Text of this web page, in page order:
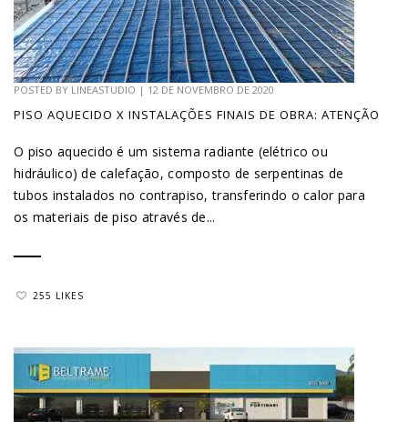
POSTED BY LINEASTUDIO | 12 DE NOVEMBRO DE 2020
PISO AQUECIDO X INSTALAÇÕES FINAIS DE OBRA: ATENÇÃO
O piso aquecido é um sistema radiante (elétrico ou
hidráulico) de calefação, composto de serpentinas de
tubos instalados no contrapiso, transferindo o calor para
os materiais de piso através de...
255 LIKES